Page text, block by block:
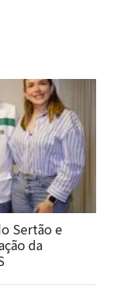
Sertão e
da